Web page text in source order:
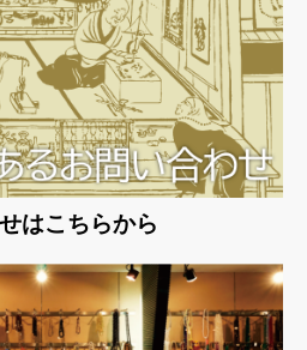
はこちらから